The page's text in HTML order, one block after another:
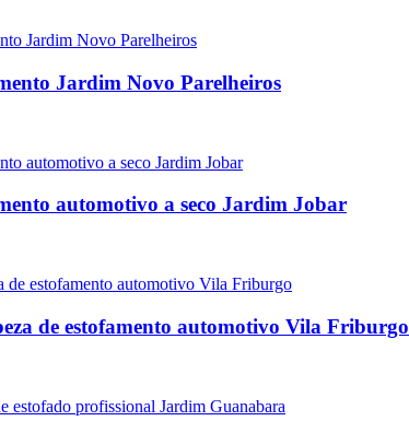
Jardim Novo Parelheiros
automotivo a seco Jardim Jobar
de estofamento automotivo Vila Friburgo